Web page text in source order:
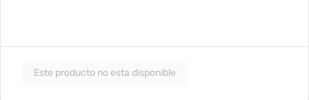
Tortilla suave con pechuga de pollo,
Perfecto para una comida ligera y
Este producto no esta disponible